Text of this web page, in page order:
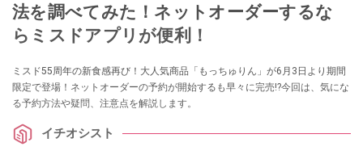
法を調べてみた！ネットオーダーするな
らミスドアプリが便利！
ミスド55周年の新食感再び！大人気商品「もっちゅりん」が6月3日より期間
限定で登場！ネットオーダーの予約が開始するも早々に完売!?今回は、気にな
る予約方法や疑問、注意点を解説します。
イチオシスト